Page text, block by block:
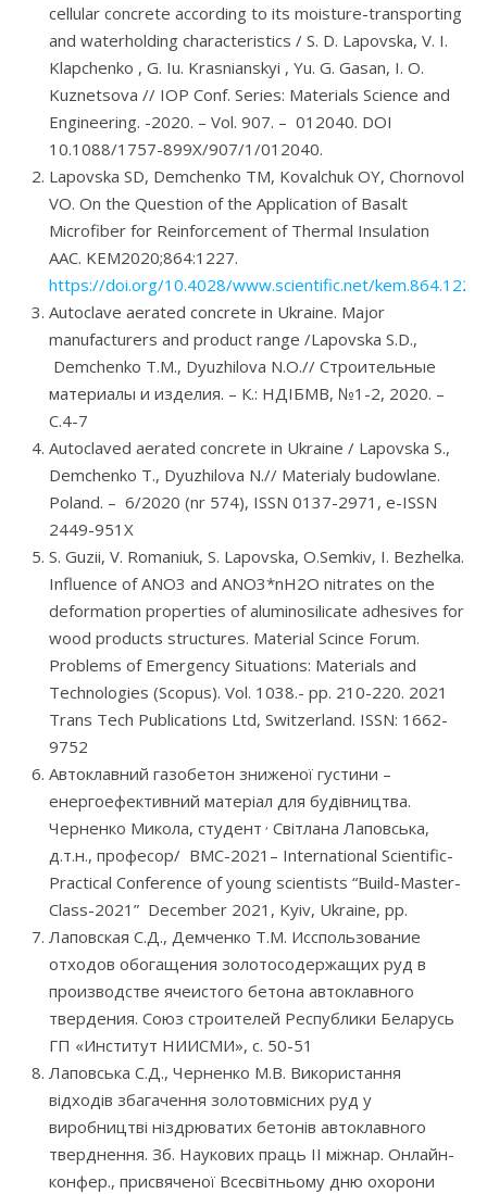
cellular concrete according to its moisture-transporting
and waterholding characteristics / S. D. Lapovska, V. I.
Klapchenko , G. Iu. Krasnianskyi , Yu. G. Gasan, I. O.
Kuznetsova // IOP Conf. Series: Materials Science and
Engineering. -2020. – Vol. 907. – 012040. DOI
10.1088/1757-899X/907/1/012040.
Lapovska SD, Demchenko TM, Kovalchuk OY, Chornovol
VO. On the Question of the Application of Basalt
Microfiber for Reinforcement of Thermal Insulation
AAC. KEM2020;864:1227.
https://doi.org/10.4028/www.scientific.net/kem.864.122
Autoclave aerated concrete in Ukraine. Major
manufacturers and product range /Lapovska S.D.,
Demchenko T.M., Dyuzhilova N.О.// Строительные
материалы и изделия. – К.: НДІБМВ, №1-2, 2020. –
С.4-7
Autoclaved aerated concrete in Ukraine / Lapovska S.,
Demchenko T., Dyuzhilova N.// Materialy budowlane.
Poland. – 6/2020 (nr 574), ISSN 0137-2971, e-ISSN
2449-951X
S. Guzii, V. Romaniuk, S. Lapovska, O.Semkiv, I. Bezhelka.
Influence of ANO3 and ANO3*nH2O nitrates on the
deformation properties of aluminosilicate adhesives for
wood products structures. Material Scince Forum.
Problems of Emergency Situations: Materials and
Technologies (Scopus). Vol. 1038.- pp. 210-220. 2021
Trans Tech Publications Ltd, Switzerland. ISSN: 1662-
9752
Автоклавний газобетон зниженої густини –
енергоефективний матеріал для будівництва.
Черненко Микола, студент , Світлана Лаповська,
д.т.н., професор/ ВMC-2021– International Scientific-
Practical Conference of young scientists “Build-Master-
Class-2021” December 2021, Kyiv, Ukraine, pp.
Лаповская С.Д., Демченко Т.М. Исспользование
отходов обогащения золотосодержащих руд в
производстве ячеистого бетона автоклавного
твердения. Союз строителей Республики Беларусь
ГП «Институт НИИСМИ», с. 50-51
Лаповська С.Д., Черненко М.В. Використання
відходів збагачення золотовмісних руд у
виробництві ніздрюватих бетонів автоклавного
тверднення. Зб. Наукових праць ІІ міжнар. Онлайн-
конфер., присвяченої Всесвітньому дню охорони